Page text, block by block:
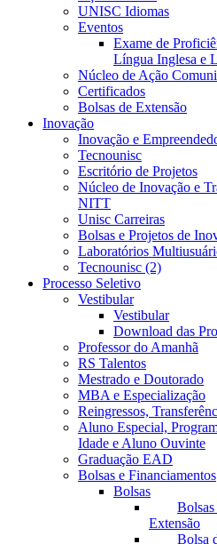
UNISC Idiomas
Eventos
Exame de
Língua Inglesa e
Núcleo de Ação
Certificados
Bolsas de Extensão
Inovação
Inovação e
Tecnounisc
Escritório de Projetos
Núcleo de Inovação e
NITT
Unisc Carreiras
Bolsas e Projetos de
Laboratórios
Tecnounisc (2)
Processo Seletivo
Vestibular
Vestibular
Download das
Professor do Amanhã
RS Talentos
Mestrado e Doutorado
MBA e Especialização
Reingressos,
Aluno Especial,
Idade e Aluno Ouvinte
Graduação EAD
Bolsas e Financiamentos
Bolsas
Bolsas
Extensão
Bolsa